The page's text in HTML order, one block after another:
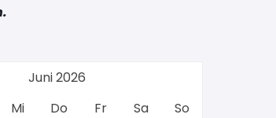
Juni 2026
Mi Do Fr Sa
So